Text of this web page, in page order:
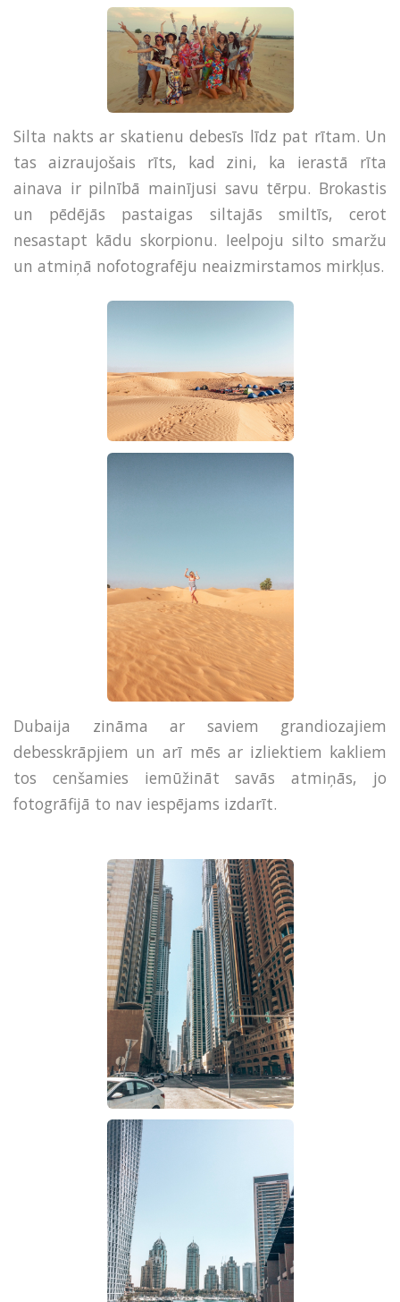
Silta nakts ar skatienu debesīs līdz pat rītam. Un
tas aizraujošais rīts, kad zini, ka ierastā rīta
ainava ir pilnībā mainījusi savu tērpu. Brokastis
un pēdējās pastaigas siltajās smiltīs, cerot
nesastapt kādu skorpionu. Ieelpoju silto smaržu
un atmiņā nofotografēju neaizmirstamos mirkļus.
Dubaija zināma ar saviem grandiozajiem
debesskrāpjiem un arī mēs ar izliektiem kakliem
tos cenšamies iemūžināt savās atmiņās, jo
fotogrāfijā to nav iespējams izdarīt.